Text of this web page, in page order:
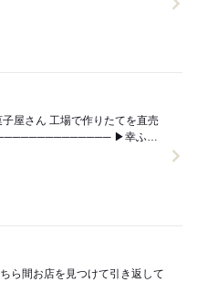
ら間お店を見つけて引き返して